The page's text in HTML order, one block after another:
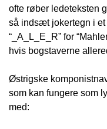
ofte røber ledeteksten
så indsæt jokertegn i
“_A_L_E_R” for
hvis bogstaverne
Østrigske
som kan fungere som
med: